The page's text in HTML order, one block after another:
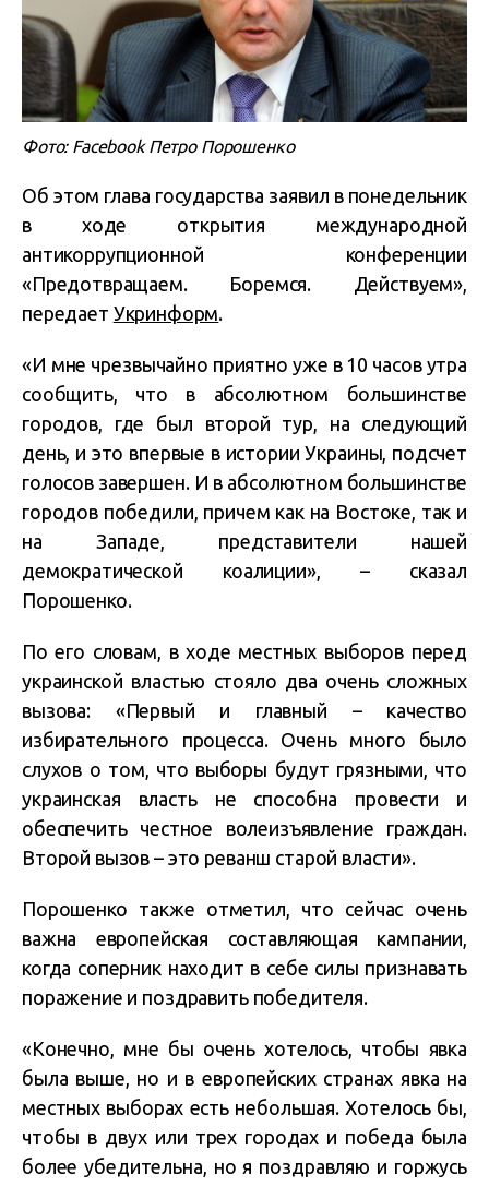
Фото: Facebook Петро Порошенко
Об этом глава государства заявил в понедельник
в ходе открытия международной
антикоррупционной конференции
«Предотвращаем. Боремся. Действуем»,
передает Укринформ.
«И мне чрезвычайно приятно уже в 10 часов утра
сообщить, что в абсолютном большинстве
городов, где был второй тур, на следующий
день, и это впервые в истории Украины, подсчет
голосов завершен. И в абсолютном большинстве
городов победили, причем как на Востоке, так и
на Западе, представители нашей
демократической коалиции», – сказал
Порошенко.
По его словам, в ходе местных выборов перед
украинской властью стояло два очень сложных
вызова: «Первый и главный – качество
избирательного процесса. Очень много было
слухов о том, что выборы будут грязными, что
украинская власть не способна провести и
обеспечить честное волеизъявление граждан.
Второй вызов – это реванш старой власти».
Порошенко также отметил, что сейчас очень
важна европейская составляющая кампании,
когда соперник находит в себе силы признавать
поражение и поздравить победителя.
«Конечно, мне бы очень хотелось, чтобы явка
была выше, но и в европейских странах явка на
местных выборах есть небольшая. Хотелось бы,
чтобы в двух или трех городах и победа была
более убедительна, но я поздравляю и горжусь